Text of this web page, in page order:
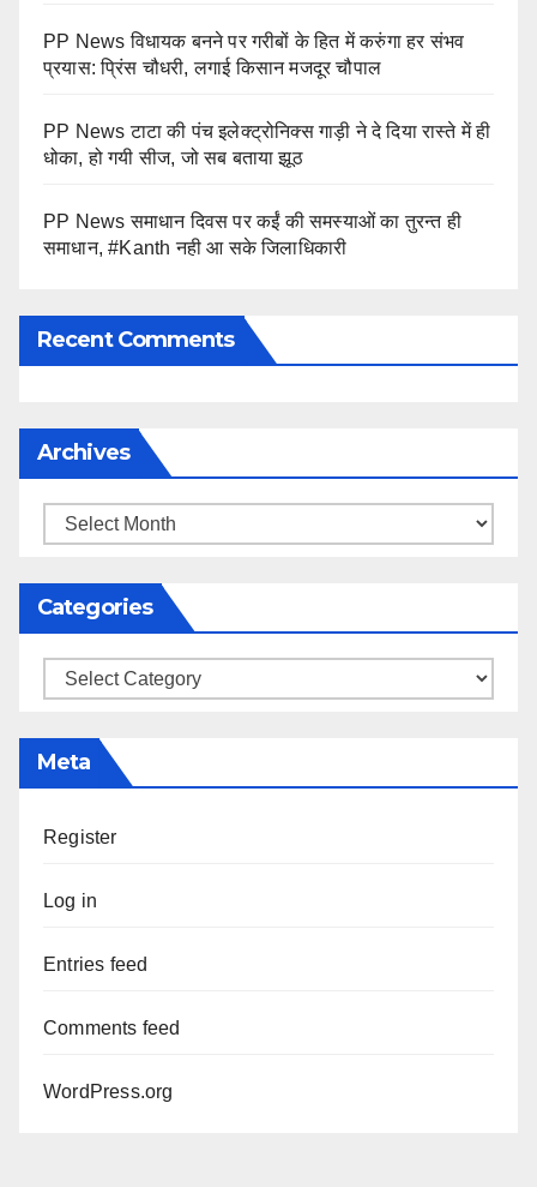
PP News विधायक बनने पर गरीबों के हित में करुंगा हर संभव
प्रयास: प्रिंस चौधरी, लगाई किसान मजदूर चौपाल
PP News टाटा की पंच इलेक्ट्रोनिक्स गाड़ी ने दे दिया रास्ते में ही
धोका, हो गयी सीज, जो सब बताया झूठ
PP News समाधान दिवस पर कईं की समस्याओं का तुरन्त ही
समाधान, #Kanth नही आ सके जिलाधिकारी
Recent Comments
Archives
Archives
Categories
Categories
Meta
Register
Log in
Entries feed
Comments feed
WordPress.org